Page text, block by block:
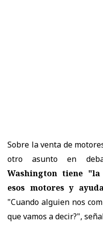
Sobre la venta de
otro asunto en
Washington tiene
esos motores y
"Cuando alguien nos
que vamos a decir?",